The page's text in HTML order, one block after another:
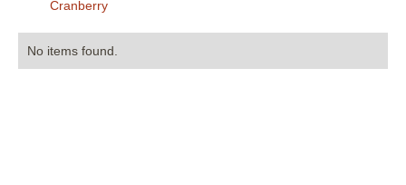
Cranberry
No items found.